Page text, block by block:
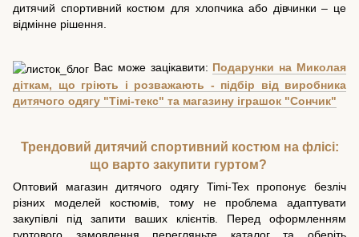
дитячий спортивний костюм для хлопчика або дівчинки – це
відмінне рішення.
Вас може зацікавити: Подарунки на Миколая
діткам, що гріють і розважають - підбір від виробника
дитячого одягу "Тімі-текс" та магазину іграшок "Сончик"
Трендовий дитячий спортивний костюм на флісі:
що варто закупити гуртом?
Оптовий магазин дитячого одягу Timi-Tex пропонує безліч
різних моделей костюмів, тому не проблема адаптувати
закупівлі під запити ваших клієнтів. Перед оформленням